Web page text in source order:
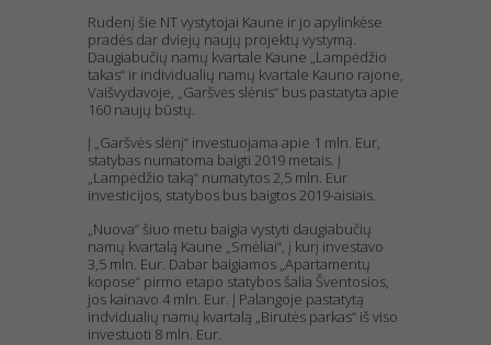
Rudenį šie NT vystytojai Kaune ir jo apylinkėse
pradės dar dviejų naujų projektų vystymą.
Daugiabučių namų kvartale Kaune „Lampėdžio
takas“ ir individualių namų kvartale Kauno rajone,
Vaišvydavoje, „Garšvės slėnis“ bus pastatyta apie
160 naujų būstų.
Į „Garšvės slėnį“ investuojama apie 1 mln. Eur,
statybas numatoma baigti 2019 metais. Į
„Lampėdžio taką“ numatytos 2,5 mln. Eur
investicijos, statybos bus baigtos 2019-aisiais.
„Nuova“ šiuo metu baigia vystyti daugiabučių
namų kvartalą Kaune „Smėliai“, į kurį investavo
3,5 mln. Eur. Dabar baigiamos „Apartamentų
kopose“ pirmo etapo statybos šalia Šventosios,
jos kainavo 4 mln. Eur. Į Palangoje pastatytą
indvidualių namų kvartalą „Birutės parkas“ iš viso
investuoti 8 mln. Eur.